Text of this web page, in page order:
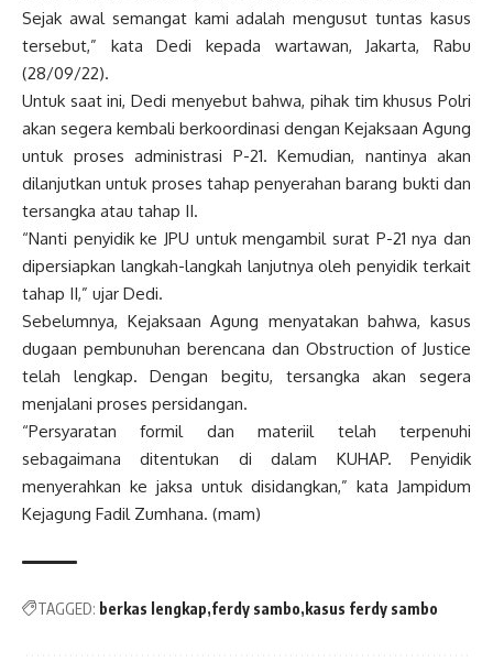
Sejak awal semangat kami adalah mengusut tuntas kasus
tersebut,” kata Dedi kepada wartawan, Jakarta, Rabu
(28/09/22).
Untuk saat ini, Dedi menyebut bahwa, pihak tim khusus Polri
akan segera kembali berkoordinasi dengan Kejaksaan Agung
untuk proses administrasi P-21. Kemudian, nantinya akan
dilanjutkan untuk proses tahap penyerahan barang bukti dan
tersangka atau tahap II.
“Nanti penyidik ke JPU untuk mengambil surat P-21 nya dan
dipersiapkan langkah-langkah lanjutnya oleh penyidik terkait
tahap II,” ujar Dedi.
Sebelumnya, Kejaksaan Agung menyatakan bahwa, kasus
dugaan pembunuhan berencana dan Obstruction of Justice
telah lengkap. Dengan begitu, tersangka akan segera
menjalani proses persidangan.
“Persyaratan formil dan materiil telah terpenuhi
sebagaimana ditentukan di dalam KUHAP. Penyidik
menyerahkan ke jaksa untuk disidangkan,” kata Jampidum
Kejagung Fadil Zumhana. (mam)
TAGGED: berkas lengkap ferdy sambo kasus ferdy sambo